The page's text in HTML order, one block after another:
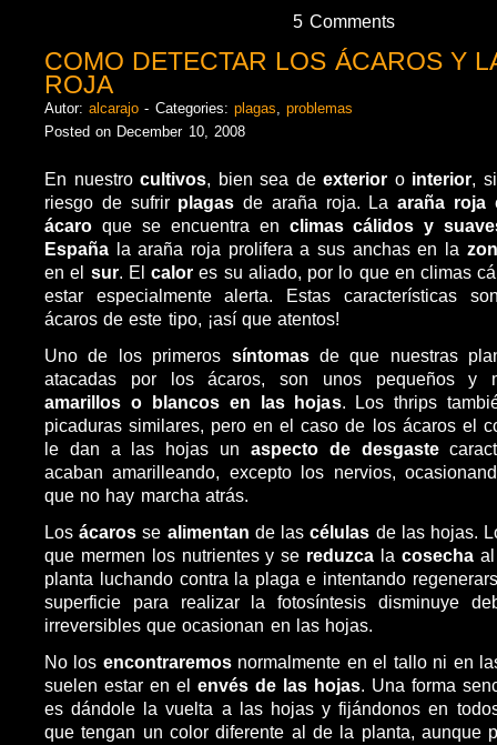
5 Comments
COMO DETECTAR LOS ÁCAROS Y
ROJA
Autor:alcarajo - Categories: plagas,problemas
Posted on December 10, 2008
En nuestrocultivos, bien sea deexterior o interior,
riesgo de sufrir plagasde araña roja. Laaraña roja
ácaro que se encuentra en climas cálidos y
España la araña roja prolifera a sus anchas en la
en el sur. Elcalores su aliado, por lo que en climas
estar especialmente alerta. Estas características
ácaros de este tipo, ¡así que atentos!
Uno de los primeros síntomas de que nuestras
atacadas por los ácaros, son unos pequeños y
amarillos o blancos en las hojas. Los thrips
picaduras similares, pero en el caso de los ácaros el
le dan a las hojas un aspecto de desgaste
acaban amarilleando, excepto los nervios,
que no hay marcha atrás.
Losácarosse alimentan de lascélulas de las hojas.
que mermen los nutrientes y se reduzca la cosecha
planta luchando contra la plaga e intentando
superficie para realizar la fotosíntesis disminuye
irreversibles que ocasionan en las hojas.
No los encontraremos normalmente en el tallo ni en
suelen estar en el envés de las hojas. Una forma
es dándole la vuelta a las hojas y fijándonos en
que tengan un color diferente al de la planta, aunque